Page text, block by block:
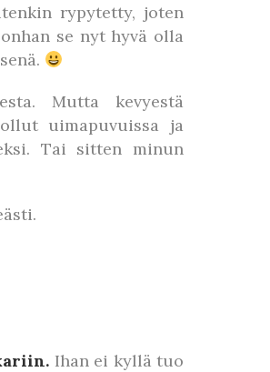
rypytetty, joten
se nyt hyvä olla
Mutta kevyestä
uimapuvuissa ja
Tai sitten minun
Ihan ei kyllä tuo